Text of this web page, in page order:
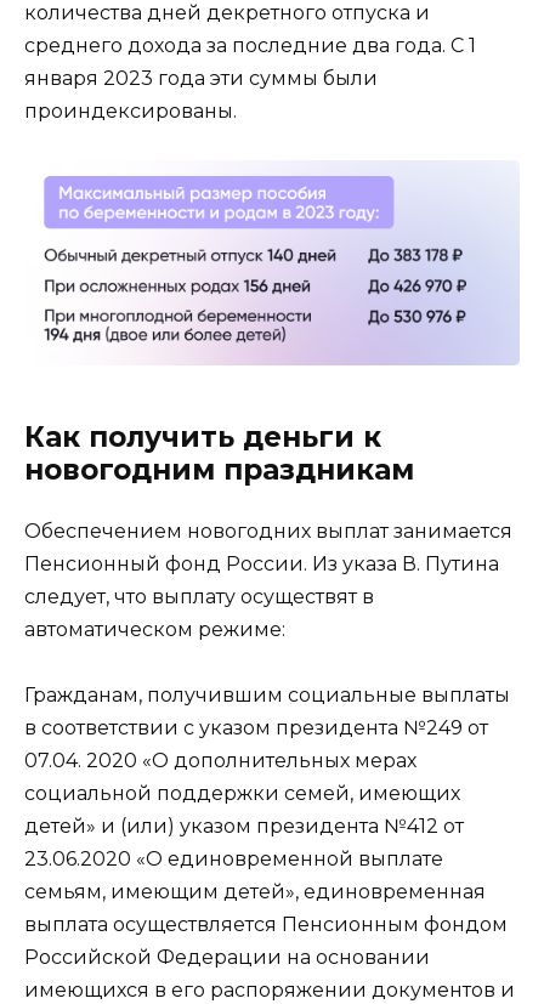
количества дней декретного отпуска и
среднего дохода за последние два года. С 1
января 2023 года эти суммы были
проиндексированы.
Как получить деньги к
новогодним праздникам
Обеспечением новогодних выплат занимается
Пенсионный фонд России. Из указа В. Путина
следует, что выплату осуществят в
автоматическом режиме:
Гражданам, получившим социальные выплаты
в соответствии с указом президента №249 от
07.04. 2020 «О дополнительных мерах
социальной поддержки семей, имеющих
детей» и (или) указом президента №412 от
23.06.2020 «О единовременной выплате
семьям, имеющим детей», единовременная
выплата осуществляется Пенсионным фондом
Российской Федерации на основании
имеющихся в его распоряжении документов и